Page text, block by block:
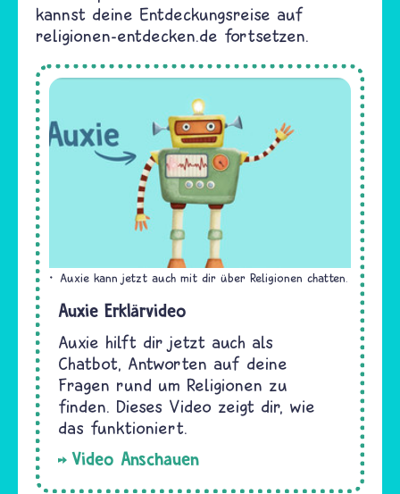
kannst deine Entdeckungsreise auf
religionen-entdecken.de fortsetzen.
Auxie kann jetzt auch mit dir über Religionen chatten.
Auxie Erklärvideo
Auxie hilft dir jetzt auch als
Chatbot, Antworten auf deine
Fragen rund um Religionen zu
finden. Dieses Video zeigt dir, wie
das funktioniert.
Video Anschauen